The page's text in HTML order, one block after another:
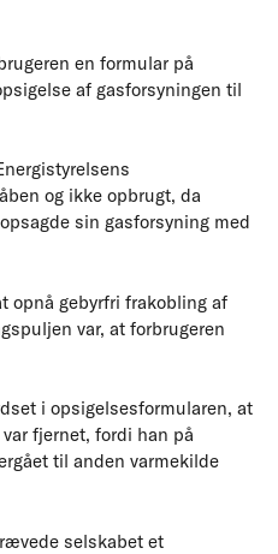
en formular på
af gasforsyningen til
og ikke opbrugt, da
sin gasforsyning med
opnå gebyrfri frakobling af
var, at forbrugeren
i opsigelsesformularen, at
fjernet, fordi han på
til anden varmekilde
selskabet et